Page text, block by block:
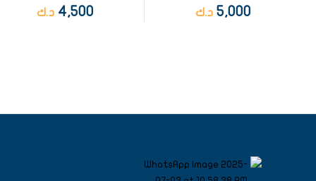
5,000 د.ك 4,500 د.ك